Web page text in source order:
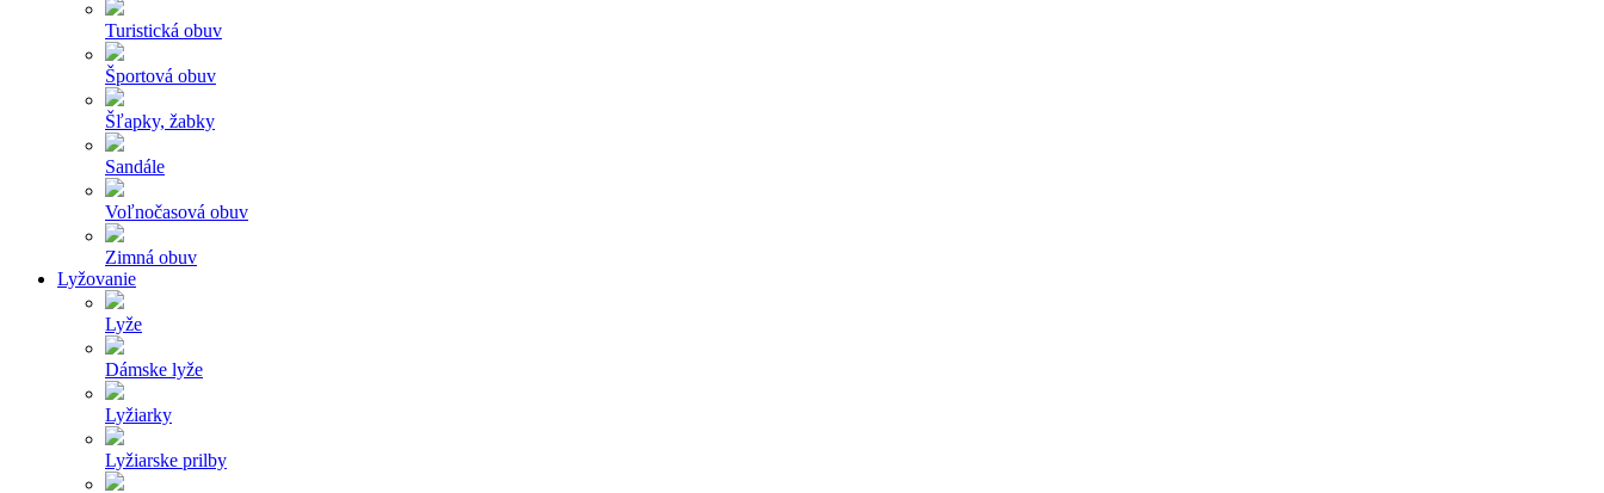
Turistická obuv
Športová obuv
Šľapky, žabky
Sandále
Voľnočasová obuv
Zimná obuv
Lyžovanie
Lyže
Dámske lyže
Lyžiarky
Lyžiarske prilby